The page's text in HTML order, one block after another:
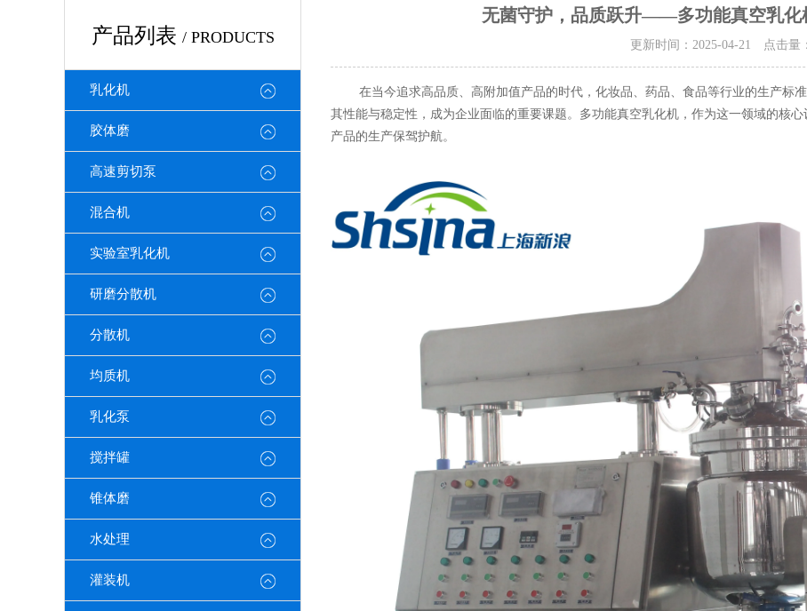
产品列表 / PRODUCTS
乳化机
胶体磨
高速剪切泵
混合机
实验室乳化机
研磨分散机
分散机
均质机
乳化泵
搅拌罐
锥体磨
水处理
灌装机
无菌守护，品质跃升——多功能真空乳化
更新时间：2025-04-21 点击量：
在当今追求高品质、高附加值产品的时代，化妆品、药品、食品等行业的生产标
其性能与稳定性，成为企业面临的重要课题。多功能真空乳化机，作为这一领域的核
产品的生产保驾护航。